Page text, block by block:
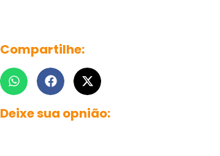
Compartilhe:
Deixe sua opnião: